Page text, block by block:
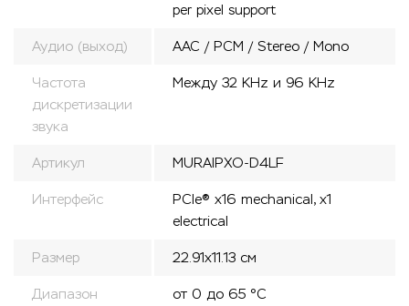
per pixel support
Аудио (выход) AAC / PCM / Stereo / Mono
Частота
дискретизации
звука
Между 32 KHz и 96 KHz
Артикул MURAIPXO-D4LF
Интерфейс
PCIe® x16 mechanical, x1
electrical
Размер 22.91x11.13 см
Диапазон
от 0 до 65 °C